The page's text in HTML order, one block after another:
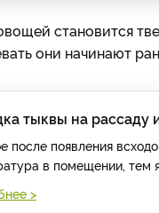
становится
они начинают
тыквы на рассаду
после появления
в помещении, тем
>